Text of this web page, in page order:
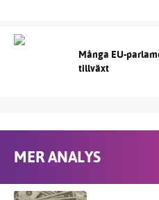
Många EU-
tillväxt
MER ANALYS